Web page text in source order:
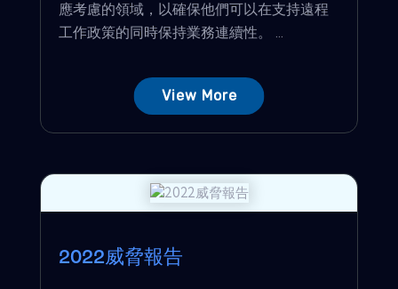
應考慮的領域，以確保他們可以在支持遠程
工作政策的同時保持業務連續性。 ...
View More
2022威脅報告